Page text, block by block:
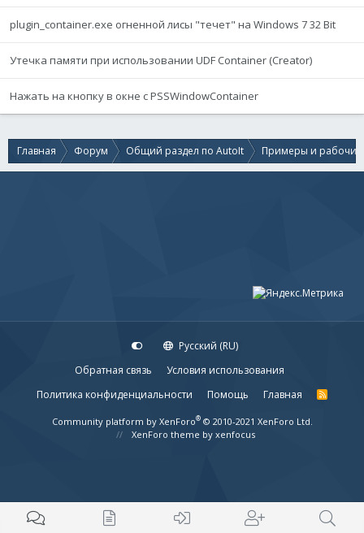
plugin_container.exe огненной лисы "течет" на Windows 7 32 Bit
Утечка памяти при использовании UDF Container (Creator)
Нажать на кнопку в окне с PSSWindowContainer
Главная Форум Общий раздел по AutoIt Примеры и рабочие
Русский (RU)
Обратная связь
Условия использования
Политика конфиденциальности
Помощь Главная
R
Community platform by XenForo® © 2010-2021 XenForo Ltd.
XenForo theme by xenfocus